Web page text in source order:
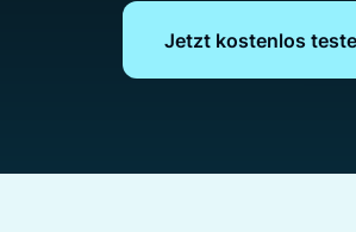
Spezialistenteam
Luigi's Box sorgt für einen
Jetzt kostenlos